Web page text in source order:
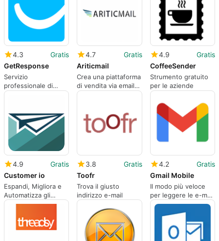
4.3
Gratis
GetResponse
Servizio
professionale di
email marketing e
4.7
Gratis
Ariticmail
Crea una piattaforma
di vendita via email
che funzioni.
4.9
Gratis
CoffeeSender
Strumento gratuito
per le aziende
4.9
Gratis
Customer io
Espandi, Migliora e
Automatizza gli
Annunci del Ciclo di
3.8
Gratis
Toofr
Trova il giusto
indirizzo e-mail
4.2
Gratis
Gmail Mobile
Il modo più veloce
per leggere le e-mail
sul tuo telefono